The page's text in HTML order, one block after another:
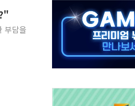
중 실종 60대 나흘만에 숨진 채 발견
흉기 살해 10대 아들 체포
' 받아친 정청래…제주 연설서 신경전 고조
토 지시…與 "적극 환영"·野 "졸속 국정"
부담을